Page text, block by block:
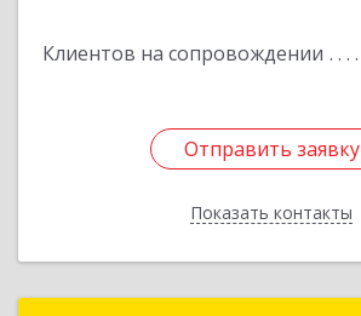
Клиентов на сопровождении
Отправить заявку
Показать контакты
Отправить заявку
Назад